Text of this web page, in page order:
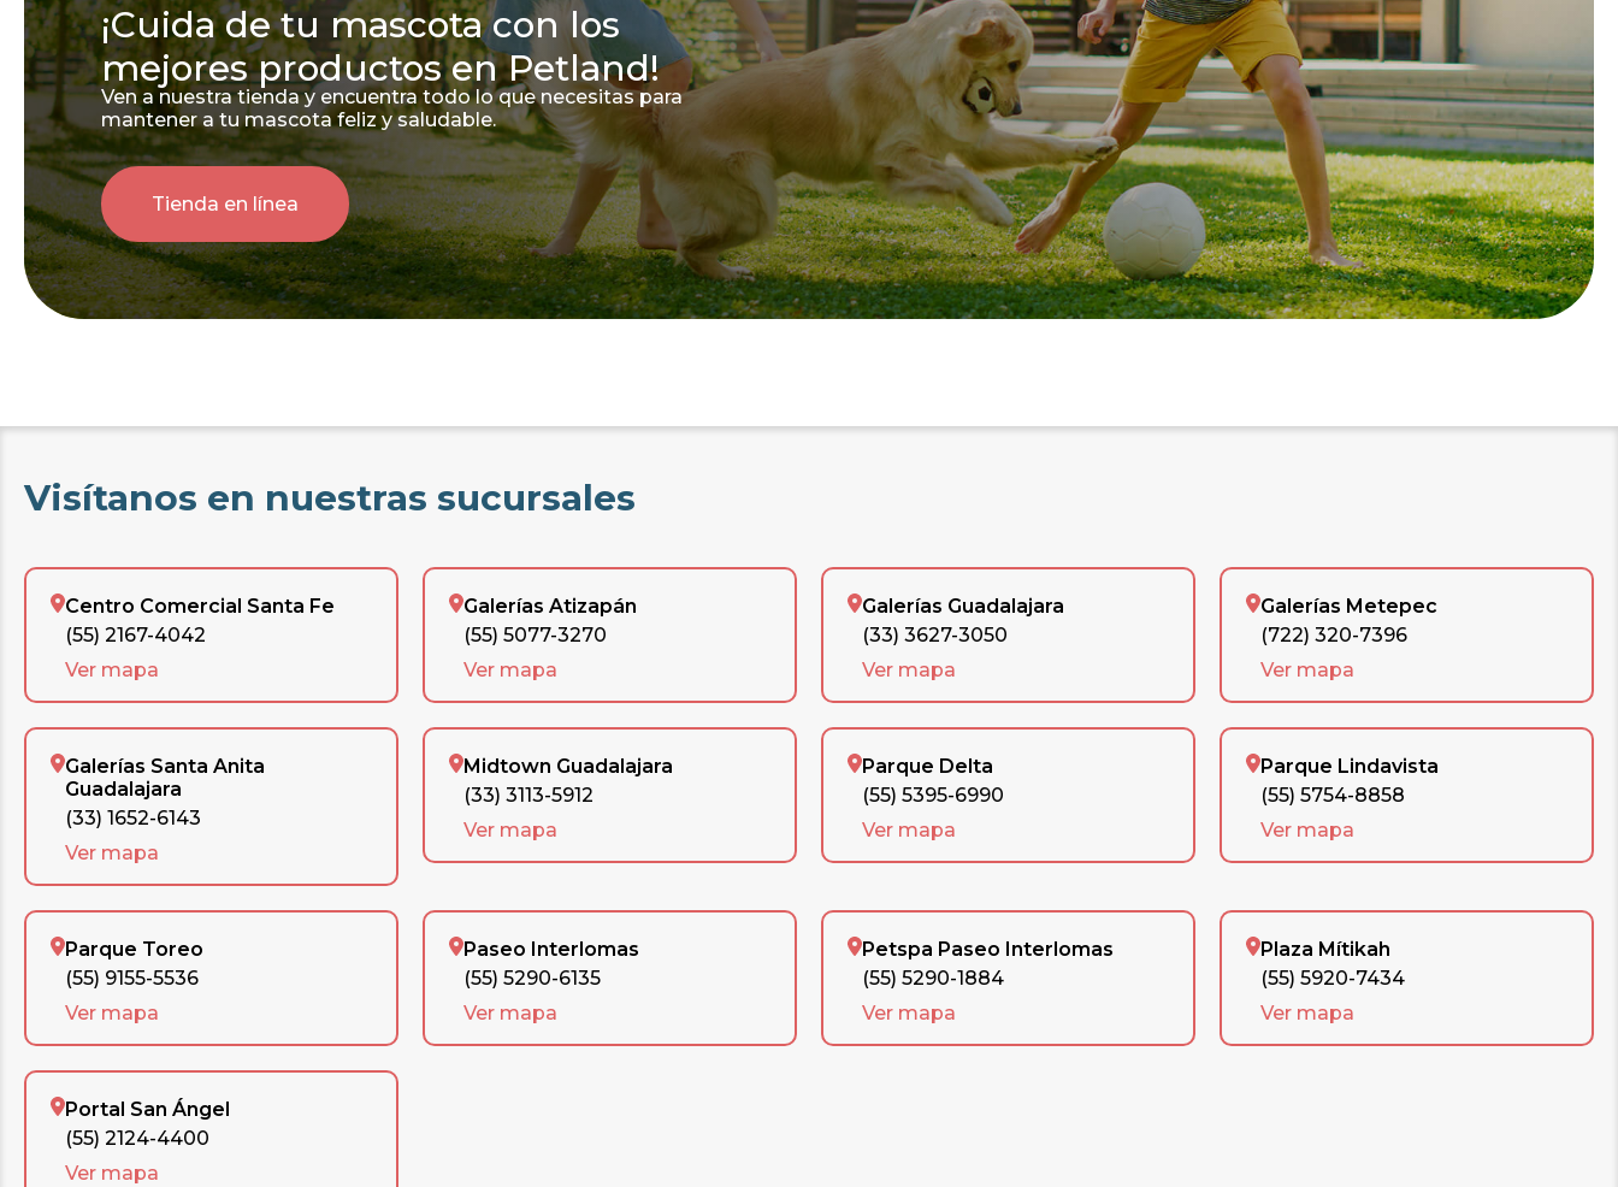
¡Cuida de tu mascota con los
mejores productos en Petland!
Ven a nuestra tienda y encuentra todo lo que necesitas para
mantener a tu mascota feliz y saludable.
Tienda en línea
Visítanos en nuestras sucursales
Centro Comercial Santa Fe
(55) 2167-4042
Ver mapa
Galerías Atizapán
(55) 5077-3270
Ver mapa
Galerías Guadalajara
(33) 3627-3050
Ver mapa
Galerías Metepec
(722) 320-7396
Ver mapa
Galerías Santa Anita
Guadalajara
(33) 1652-6143
Ver mapa
Midtown Guadalajara
(33) 3113-5912
Ver mapa
Parque Delta
(55) 5395-6990
Ver mapa
Parque Lindavista
(55) 5754-8858
Ver mapa
Parque Toreo
(55) 9155-5536
Ver mapa
Paseo Interlomas
(55) 5290-6135
Ver mapa
Petspa Paseo Interlomas
(55) 5290-1884
Ver mapa
Plaza Mítikah
(55) 5920-7434
Ver mapa
Portal San Ángel
(55) 2124-4400
Ver mapa